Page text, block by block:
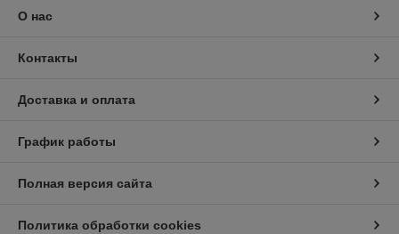
О нас
Контакты
Доставка и оплата
График работы
Полная версия сайта
Политика обработки cookies